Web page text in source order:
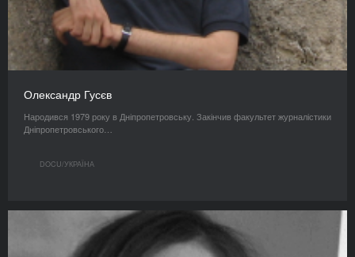
Олександр Гусєв
Народився 1979 року в Дніпропетровську. Закінчив факультет журналістики
Дніпропетровського…
DOCU/УКРАЇНА